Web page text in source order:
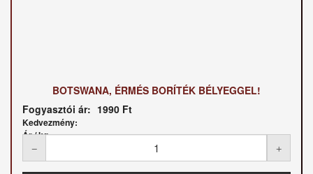
BOTSWANA, ÉRMÉS BORÍTÉK BÉLYEGGEL!
Fogyasztói ár: 1990 Ft
Kedvezmény:
Ár / kg: